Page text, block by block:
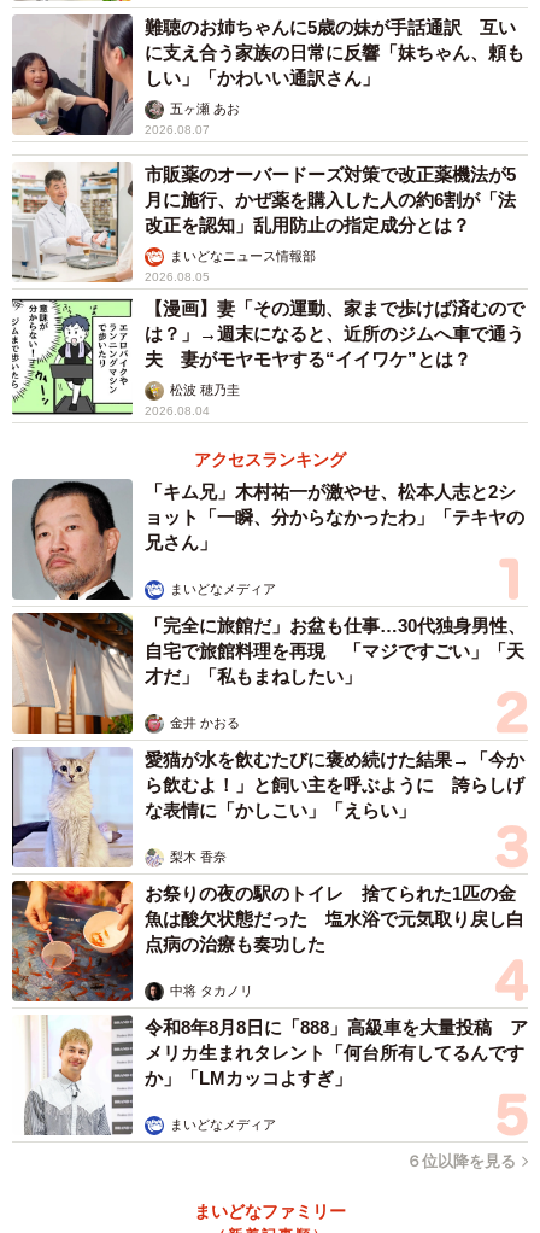
難聴のお姉ちゃんに5歳の妹が手話通訳 互い
に支え合う家族の日常に反響「妹ちゃん、頼も
しい」「かわいい通訳さん」
五ヶ瀬 あお
2026.08.07
市販薬のオーバードーズ対策で改正薬機法が5
月に施行、かぜ薬を購入した人の約6割が「法
改正を認知」乱用防止の指定成分とは？
まいどなニュース情報部
2026.08.05
【漫画】妻「その運動、家まで歩けば済むので
は？」→週末になると、近所のジムへ車で通う
夫 妻がモヤモヤする“イイワケ”とは？
松波 穂乃圭
2026.08.04
アクセスランキング
「キム兄」木村祐一が激やせ、松本人志と2シ
ョット「一瞬、分からなかったわ」「テキヤの
兄さん」
まいどなメディア
「完全に旅館だ」お盆も仕事…30代独身男性、
自宅で旅館料理を再現 「マジですごい」「天
才だ」「私もまねしたい」
金井 かおる
愛猫が水を飲むたびに褒め続けた結果→「今か
ら飲むよ！」と飼い主を呼ぶように 誇らしげ
な表情に「かしこい」「えらい」
梨木 香奈
お祭りの夜の駅のトイレ 捨てられた1匹の金
魚は酸欠状態だった 塩水浴で元気取り戻し白
点病の治療も奏功した
中将 タカノリ
令和8年8月8日に「888」高級車を大量投稿 ア
メリカ生まれタレント「何台所有してるんです
か」「LMカッコよすぎ」
まいどなメディア
６位以降を見る
まいどなファミリー